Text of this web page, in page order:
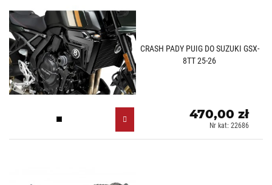
CRASH PADY PUIG DO SUZUKI GSX-
8TT 25-26
Czarny (N)
470,00 zł
Nr kat: 22686